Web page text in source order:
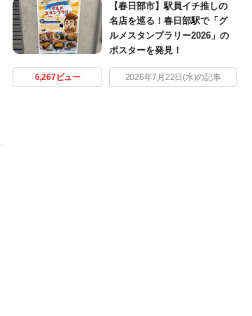
【春日部市】駅員イチ推しの
名店を巡る！春日部駅で「グ
ルメスタンプラリー2026」の
ポスターを発見！
6,267ビュー 2026年7月22日(水)の記事